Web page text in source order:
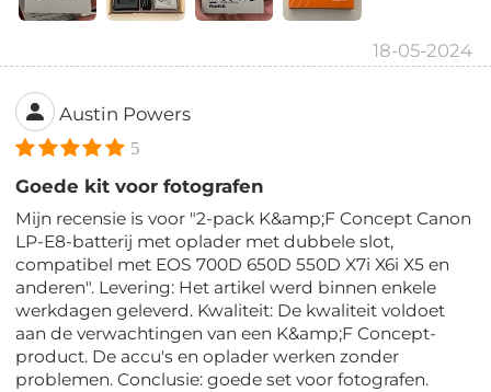
18-05-2024
Austin Powers
5
Goede kit voor fotografen
Mijn recensie is voor "2-pack K&amp;F Concept Canon
LP-E8-batterij met oplader met dubbele slot,
compatibel met EOS 700D 650D 550D X7i X6i X5 en
anderen". Levering: Het artikel werd binnen enkele
werkdagen geleverd. Kwaliteit: De kwaliteit voldoet
aan de verwachtingen van een K&amp;F Concept-
product. De accu's en oplader werken zonder
problemen. Conclusie: goede set voor fotografen.